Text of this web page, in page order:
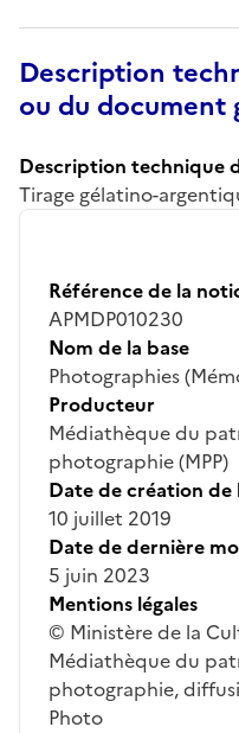
Description
ou du document
Description technique
Tirage gélatino-
Référence de la
APMDP010230
Nom de la base
Photographies
Producteur
Médiathèque du
photographie (MPP)
Date de création de
10 juillet 2019
Date de dernière
5 juin 2023
Mentions légales
© Ministère de la
Médiathèque du
photographie,
Photo